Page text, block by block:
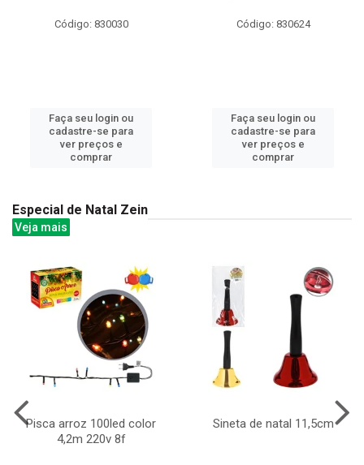
Código: 830030
Faça seu login ou
cadastre-se para
ver preços e
comprar
Código: 830624
Faça seu login ou
cadastre-se para
ver preços e
comprar
Especial de Natal Zein
Veja mais
Pisca arroz 100led color
4,2m 220v 8f
Sineta de natal 11,5cm